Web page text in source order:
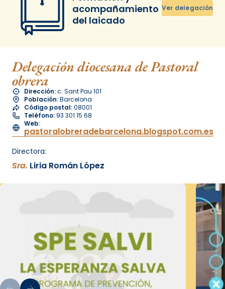
acompañamiento
del laicado
Ver delegación
Delegación diocesana de Pastoral
obrera
Dirección:c. Sant Pau 101
Población:Barcelona
Código postal:08001
Teléfono: 93 301 15 68
Web:
pastoralobreradebarcelona.blogspot.com.es
Directora:
Sra. Liria Román López